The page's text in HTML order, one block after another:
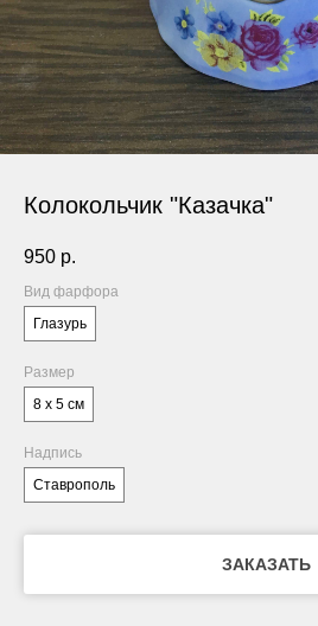
Колокольчик "Казачка"
950 р.
Вид фарфора
Глазурь
Размер
8 х 5 см
Надпись
Ставрополь
ЗАКАЗАТЬ